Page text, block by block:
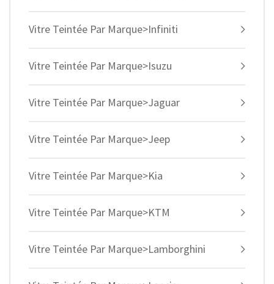
Vitre Teintée Par Marque>Infiniti
Vitre Teintée Par Marque>Isuzu
Vitre Teintée Par Marque>Jaguar
Vitre Teintée Par Marque>Jeep
Vitre Teintée Par Marque>Kia
Vitre Teintée Par Marque>KTM
Vitre Teintée Par Marque>Lamborghini